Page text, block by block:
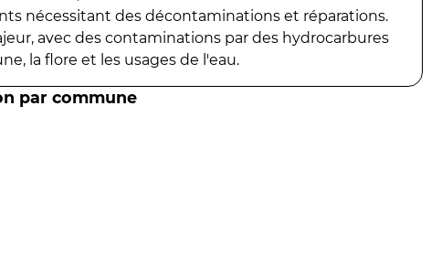
nécessitant des décontaminations et réparations.
avec des contaminations par des hydrocarbures
la flore et les usages de l'eau.
par commune